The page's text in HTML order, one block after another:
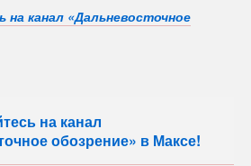
канал «Дальневосточное
на канал
обозрение» в Максе!